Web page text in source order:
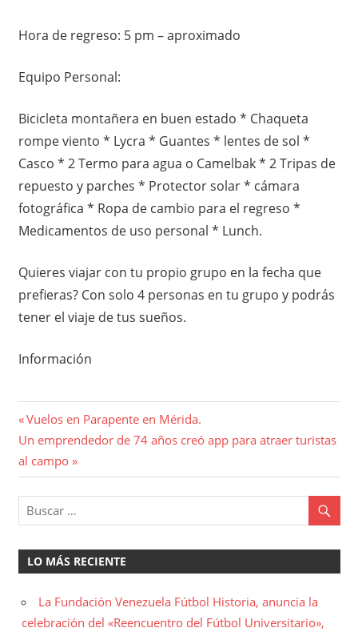
Hora de regreso: 5 pm – aproximado
Equipo Personal:
Bicicleta montañera en buen estado * Chaqueta
rompe viento * Lycra * Guantes * lentes de sol *
Casco * 2 Termo para agua o Camelbak * 2 Tripas de
repuesto y parches * Protector solar * cámara
fotográfica * Ropa de cambio para el regreso *
Medicamentos de uso personal * Lunch.
Quieres viajar con tu propio grupo en la fecha que
prefieras? Con solo 4 personas en tu grupo y podrás
tener el viaje de tus sueños.
Información
Navegación
de
entradas
Entrada
anterior:
Vuelos en Parapente en Mérida.
Entrada
siguiente:
Un emprendedor de 74 años creó app para atraer turistas
al campo
LO MÁS RECIENTE
La Fundación Venezuela Fútbol Historia, anuncia la
celebración del «Reencuentro del Fútbol Universitario»,